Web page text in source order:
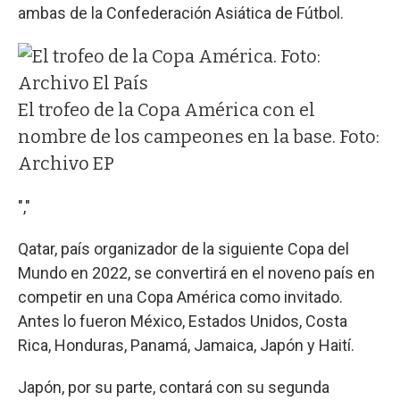
ambas de la Confederación Asiática de Fútbol.
El trofeo de la Copa América con el
nombre de los campeones en la base. Foto:
Archivo EP
","
Qatar, país organizador de la siguiente Copa del
Mundo en 2022, se convertirá en el noveno país en
competir en una Copa América como invitado.
Antes lo fueron México, Estados Unidos, Costa
Rica, Honduras, Panamá, Jamaica, Japón y Haití.
Japón, por su parte, contará con su segunda